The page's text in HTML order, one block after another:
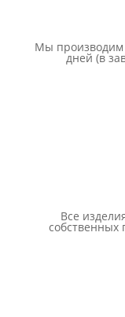
Мы производим
дней (в
Все
собственных